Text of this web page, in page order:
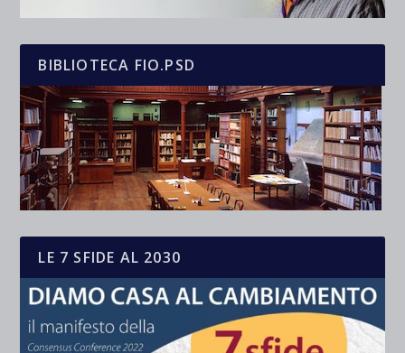
BIBLIOTECA FIO.PSD
LE 7 SFIDE AL 2030